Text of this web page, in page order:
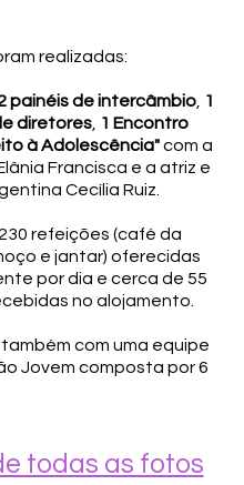
realizadas:
painéis de intercâmbio 1
diretores 1 Encontro
à Adolescência"com a
Francisca e a atriz e
Cecília Ruiz.
refeições (café da
e jantar) oferecidas
por dia e cerca de 55
no alojamento.
com uma equipe
Jovem composta por 6
todas as fotos